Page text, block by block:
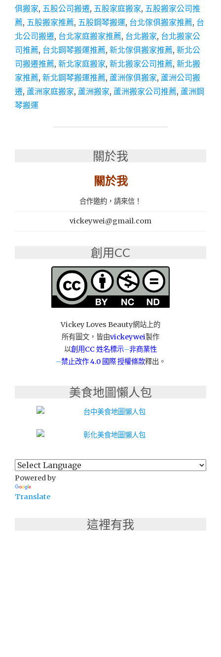
三
重
搬
│
新
北
家
司
薦：
搬
家"
俱搬家, 五股公司搬遷, 五股家庭搬家, 五股搬家公司推
薦, 五股搬家推薦, 五股鋼琴搬運, 台北傢俱搬家推薦, 台
北公司搬遷, 台北家庭搬家推薦, 台北搬家, 台北搬家公
司推薦, 台北鋼琴搬運推薦, 新北傢俱搬家推薦, 新北公
司搬遷推薦, 新北家庭搬家, 新北搬家公司推薦, 新北搬
家推薦, 新北鋼琴搬運推薦, 蘆洲傢俱搬家, 蘆洲公司搬
遷, 蘆洲家庭搬家, 蘆洲搬家, 蘆洲搬家公司推薦, 蘆洲鋼
琴搬運
關於我
關於我
合作邀約，請來信！
vickeywei@gmail.com
創用CC
Vickey Loves Beauty網站上的
所有圖文，皆由vickeywei製作
以創用CC 姓名標示–非商業性
–禁止改作4.0 國際 授權條款釋出。
美食地圖懶人包
Powered by
Translate
這裡有我